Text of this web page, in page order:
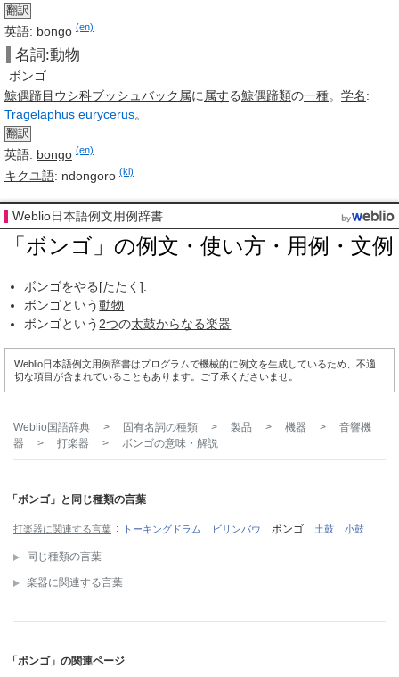
翻訳
英語: bongo (en)
名詞:動物
ボンゴ
鯨偶蹄目 ウシ科ブッシュバック属に 属する鯨偶蹄類の一種。 学名:
Tragelaphus eurycerus。
翻訳
英語: bongo (en)
キクユ語: ndongoro (ki)
Weblio日本語例文用例辞書
「ボンゴ」の例文・使い方・用例・文例
ボンゴをやる[たたく].
ボンゴという動物
ボンゴという 2つの太鼓からなる楽器
Weblio日本語例文用例辞書はプログラムで機械的に例文を生成しているため、不適
切な項目が含まれていることもあります。ご了承くださいませ。
Weblio国語辞典 > 固有名詞の種類 > 製品 > 機器 >
音響機
器
> 打楽器 > ボンゴの意味・解説
「ボンゴ」と同じ種類の言葉
打楽器に関連する言葉 トーキングドラム ビリンバウ ボンゴ 土鼓 小鼓
同じ種類の言葉
楽器に関連する言葉
「ボンゴ」の関連ページ